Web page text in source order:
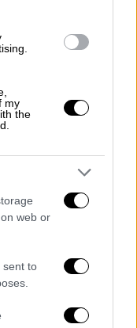
my
the
web or
sent to
εμφάνιζε να
Ανδρέα
συνέντευξη
αλλά
φεύγει από
Ανδρουλάκη»
Ευρωεκλογές
στη Χαριλάου
σε αυτήν την
τον πρόεδρο,
το κόμμα».